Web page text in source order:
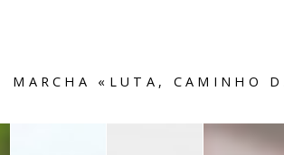
MARCHA «LUTA, CAMINHO